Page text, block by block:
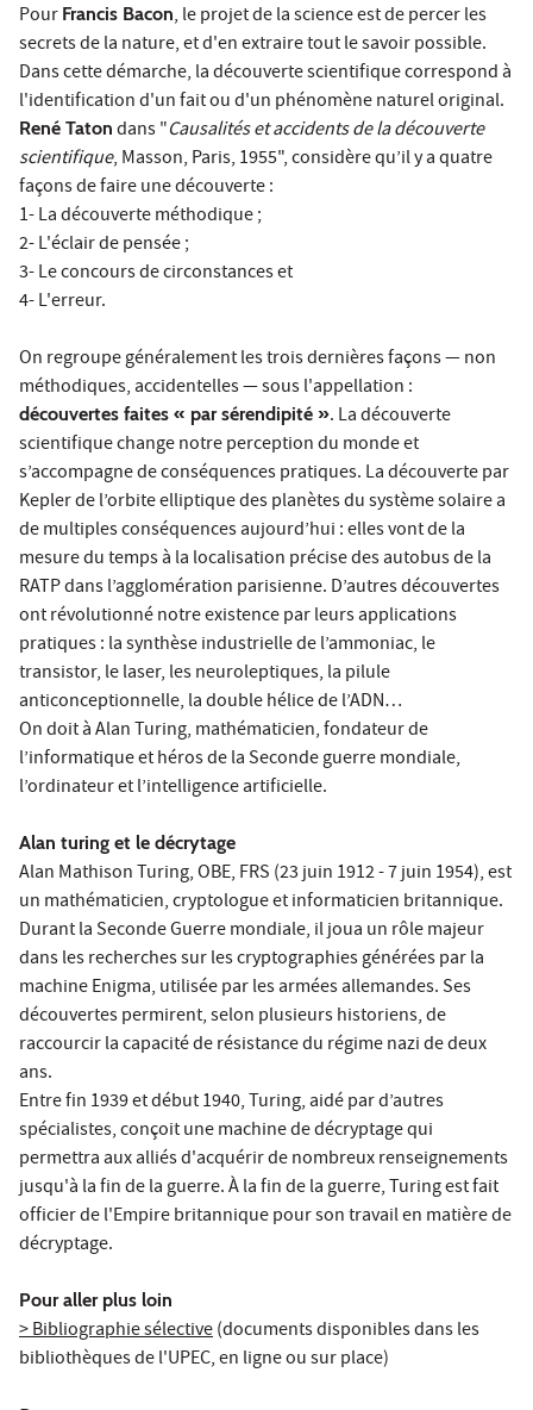
Pour Francis Bacon, le projet de la science est de percer les
secrets de la nature, et d'en extraire tout le savoir possible.
Dans cette démarche, la découverte scientifique correspond à
l'identification d'un fait ou d'un phénomène naturel original.
René Taton dans "Causalités et accidents de la découverte
scientifique, Masson, Paris, 1955", considère qu’il y a quatre
façons de faire une découverte :
1- La découverte méthodique ;
2- L'éclair de pensée ;
3- Le concours de circonstances et
4- L'erreur.
On regroupe généralement les trois dernières façons — non
méthodiques, accidentelles — sous l'appellation :
découvertes faites « par sérendipité ». La découverte
scientifique change notre perception du monde et
s’accompagne de conséquences pratiques. La découverte par
Kepler de l’orbite elliptique des planètes du système solaire a
de multiples conséquences aujourd’hui : elles vont de la
mesure du temps à la localisation précise des autobus de la
RATP dans l’agglomération parisienne. D’autres découvertes
ont révolutionné notre existence par leurs applications
pratiques : la synthèse industrielle de l’ammoniac, le
transistor, le laser, les neuroleptiques, la pilule
anticonceptionnelle, la double hélice de l’ADN…
On doit à Alan Turing, mathématicien, fondateur de
l’informatique et héros de la Seconde guerre mondiale,
l’ordinateur et l’intelligence artificielle.
Alan turing et le décrytage
Alan Mathison Turing, OBE, FRS (23 juin 1912 - 7 juin 1954), est
un mathématicien, cryptologue et informaticien britannique.
Durant la Seconde Guerre mondiale, il joua un rôle majeur
dans les recherches sur les cryptographies générées par la
machine Enigma, utilisée par les armées allemandes. Ses
découvertes permirent, selon plusieurs historiens, de
raccourcir la capacité de résistance du régime nazi de deux
ans.
Entre fin 1939 et début 1940, Turing, aidé par d’autres
spécialistes, conçoit une machine de décryptage qui
permettra aux alliés d'acquérir de nombreux renseignements
jusqu'à la fin de la guerre. À la fin de la guerre, Turing est fait
officier de l'Empire britannique pour son travail en matière de
décryptage.
Pour aller plus loin
> Bibliographie sélective(documents disponibles dans les
bibliothèques de l'UPEC, en ligne ou sur place)